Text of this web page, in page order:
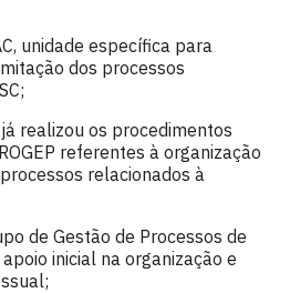
unidade específica para
dos processos
realizou os procedimentos
referentes à organização
relacionados à
de Gestão de Processos de
apoio inicial na organização e